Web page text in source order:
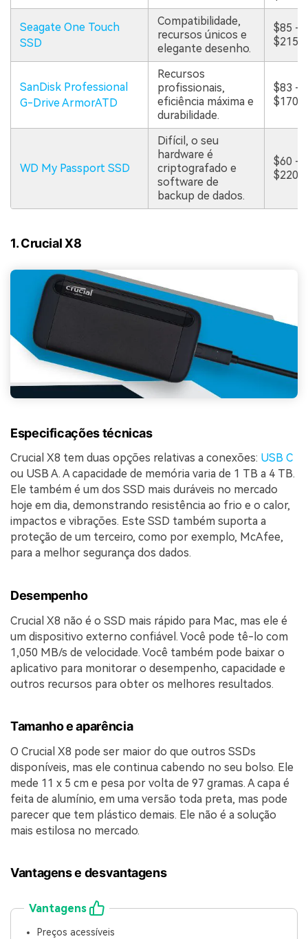
Seagate One Touch
SSD
Compatibilidade,
recursos únicos e
elegante desenho.
$85 -
$215
SanDisk Professional
G-Drive ArmorATD
Recursos
profissionais,
eficiência máxima e
durabilidade.
$83 -
$170
WD My Passport SSD
Difícil, o seu
hardware é
criptografado e
software de
backup de dados.
$60 -
$220
1. Crucial X8
Especificações técnicas
Crucial X8 tem duas opções relativas a conexões: USB C
ou USB A. A capacidade de memória varia de 1 TB a 4 TB.
Ele também é um dos SSD mais duráveis no mercado
hoje em dia, demonstrando resistência ao frio e o calor,
impactos e vibrações. Este SSD também suporta a
proteção de um terceiro, como por exemplo, McAfee,
para a melhor segurança dos dados.
Desempenho
Crucial X8 não é o SSD mais rápido para Mac, mas ele é
um dispositivo externo confiável. Você pode tê-lo com
1,050 MB/s de velocidade. Você também pode baixar o
aplicativo para monitorar o desempenho, capacidade e
outros recursos para obter os melhores resultados.
Tamanho e aparência
O Crucial X8 pode ser maior do que outros SSDs
disponíveis, mas ele continua cabendo no seu bolso. Ele
mede 11 x 5 cm e pesa por volta de 97 gramas. A capa é
feita de alumínio, em uma versão toda preta, mas pode
parecer que tem plástico demais. Ele não é a solução
mais estilosa no mercado.
Vantagens e desvantagens
Vantagens
Preços acessíveis